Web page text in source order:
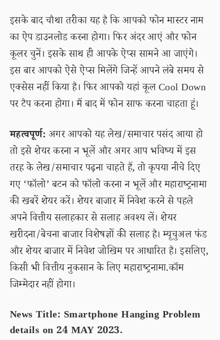
इसके बाद चौथा तरीका यह है कि आपको फोन मास्टर नाम
का ऐप डाउनलोड करना होगा। फिर अंदर आएं और फोन
कूलर चुनें। इसके साथ ही आपके ऐप्स सामने आ जाएंगे।
इस बार आपको ऐसे ऐप्स मिलेंगे जिन्हें आपने लंबे समय से
एक्सेस नहीं किया है। फिर आपको यहां कूल Cool Down
पर टैप करना होगा। मैं बाद में फोन साफ करना चाहता हूं।
महत्वपूर्ण: अगर आपको यह लेख/समाचार पसंद आया हो
तो इसे शेयर करना न भूलें और अगर आप भविष्य में इस
तरह के लेख/समाचार पढ़ना चाहते हैं, तो कृपया नीचे दिए
गए ‘फॉलो’ बटन को फॉलो करना न भूलें और महाराष्ट्रनामा
की खबरें शेयर करें। शेयर बाजार में निवेश करने से पहले
अपने वित्तीय सलाहकार से सलाह अवश्य लें। शेयर
खरीदना/बेचना बाजार विशेषज्ञों की सलाह है। म्यूचुअल फंड
और शेयर बाजार में निवेश जोखिम पर आधारित है। इसलिए,
किसी भी वित्तीय नुकसान के लिए महाराष्ट्रनामा.कॉम
जिम्मेदार नहीं होगा।
News Title: Smartphone Hanging Problem
details on 24 MAY 2023.